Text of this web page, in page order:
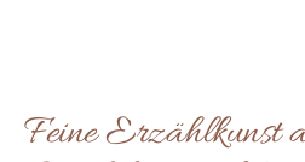
Feine Erzählkunst